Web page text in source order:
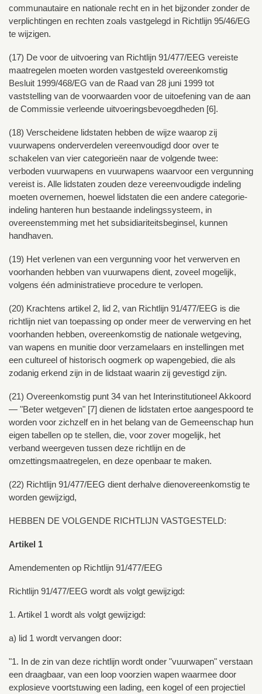
communautaire en nationale recht en in het bijzonder zonder de
verplichtingen en rechten zoals vastgelegd in Richtlijn 95/46/EG
te wijzigen.
(17) De voor de uitvoering van Richtlijn 91/477/EEG vereiste
maatregelen moeten worden vastgesteld overeenkomstig
Besluit 1999/468/EG van de Raad van 28 juni 1999 tot
vaststelling van de voorwaarden voor de uitoefening van de aan
de Commissie verleende uitvoeringsbevoegdheden [6].
(18) Verscheidene lidstaten hebben de wijze waarop zij
vuurwapens onderverdelen vereenvoudigd door over te
schakelen van vier categorieën naar de volgende twee:
verboden vuurwapens en vuurwapens waarvoor een vergunning
vereist is. Alle lidstaten zouden deze vereenvoudigde indeling
moeten overnemen, hoewel lidstaten die een andere categorie-
indeling hanteren hun bestaande indelingssysteem, in
overeenstemming met het subsidiariteitsbeginsel, kunnen
handhaven.
(19) Het verlenen van een vergunning voor het verwerven en
voorhanden hebben van vuurwapens dient, zoveel mogelijk,
volgens één administratieve procedure te verlopen.
(20) Krachtens artikel 2, lid 2, van Richtlijn 91/477/EEG is die
richtlijn niet van toepassing op onder meer de verwerving en het
voorhanden hebben, overeenkomstig de nationale wetgeving,
van wapens en munitie door verzamelaars en instellingen met
een cultureel of historisch oogmerk op wapengebied, die als
zodanig erkend zijn in de lidstaat waarin zij gevestigd zijn.
(21) Overeenkomstig punt 34 van het Interinstitutioneel Akkoord
— "Beter wetgeven" [7] dienen de lidstaten ertoe aangespoord te
worden voor zichzelf en in het belang van de Gemeenschap hun
eigen tabellen op te stellen, die, voor zover mogelijk, het
verband weergeven tussen deze richtlijn en de
omzettingsmaatregelen, en deze openbaar te maken.
(22) Richtlijn 91/477/EEG dient derhalve dienovereenkomstig te
worden gewijzigd,
HEBBEN DE VOLGENDE RICHTLIJN VASTGESTELD:
Artikel 1
Amendementen op Richtlijn 91/477/EEG
Richtlijn 91/477/EEG wordt als volgt gewijzigd:
1. Artikel 1 wordt als volgt gewijzigd:
a) lid 1 wordt vervangen door:
"1. In de zin van deze richtlijn wordt onder "vuurwapen" verstaan
een draagbaar, van een loop voorzien wapen waarmee door
explosieve voortstuwing een lading, een kogel of een projectiel